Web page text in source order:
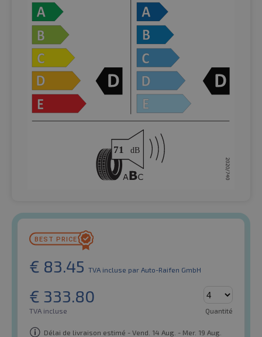
€ 83.45 TVA incluse par Auto-Raifen GmbH
€ 333.80
TVA incluse Quantité
Délai de livraison estimé - Vend. 14 Aug. - Mer. 19 Aug.